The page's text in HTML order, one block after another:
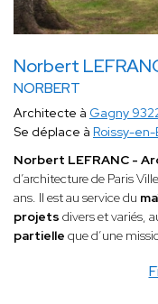
Norbert
NORBERT
Architecte à Gagny
Se déplace à Roissy-
Norbert LEFRANC -
d’architecture de Paris
ans. Il est au service du
projets divers et variés,
partielle que d’une